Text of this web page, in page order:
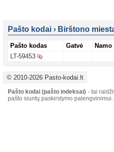
Pašto kodai › Birštono
Pašto kodas Gatvė Namo
LT-59453
© 2010-2026 Pasto-kodai.lt
Pašto kodai (pašto indeksai) - tai
pašto siuntų paskirstymo